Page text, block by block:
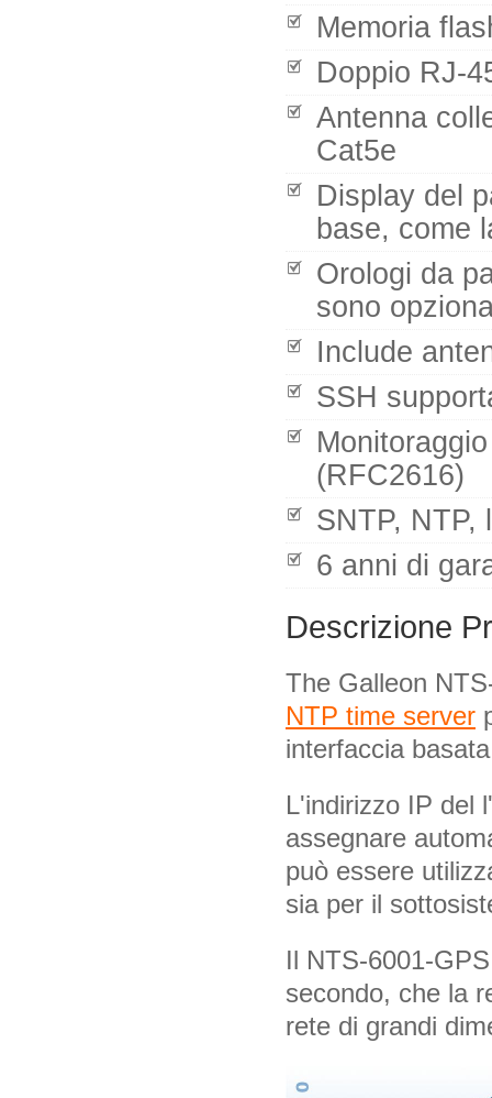
Memoria
Doppio RJ-
Antenna
Cat5e
Display del
base, come
Orologi da
sono
Include
SSH
(RFC2616)
SNTP, NTP,
6 anni di
Descrizione
The Galleon
NTP time server
interfaccia
L'indirizzo IP del
assegnare
può essere
sia per il
Il NTS-6001-
secondo, che la
rete di grandi